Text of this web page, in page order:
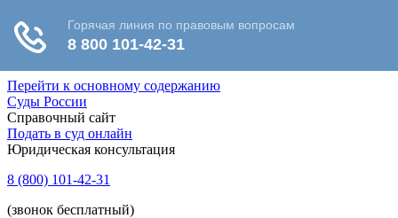
Перейти к основному содержанию
Суды России
Справочный сайт
Подать в суд онлайн
Юридическая консультация
8 (800) 101-42-31
(звонок бесплатный)